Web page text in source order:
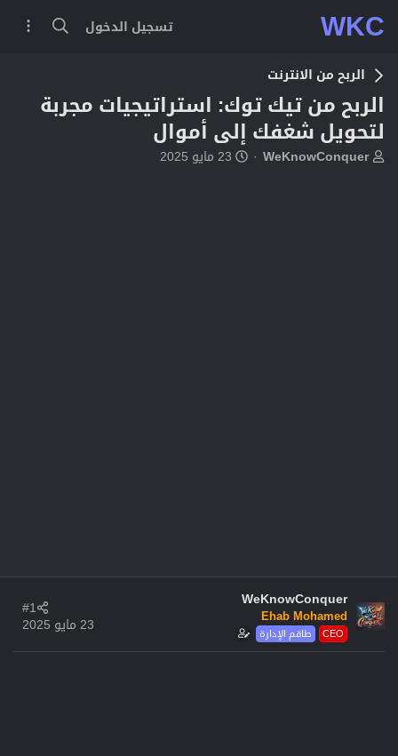
WKC تسجيل الدخول
الربح من الانترنت
الربح من تيك توك: استراتيجيات مجربة
لتحويل شغفك إلى أموال
بWeKnowConquer
ت23 مايو 2025
WeKnowConquer
Ehab Mohamed
طاقم الإدارة CEO
23 مايو 2025
#1